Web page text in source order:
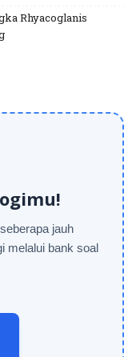
Rhyacoglanis
jauh
melalui bank soal